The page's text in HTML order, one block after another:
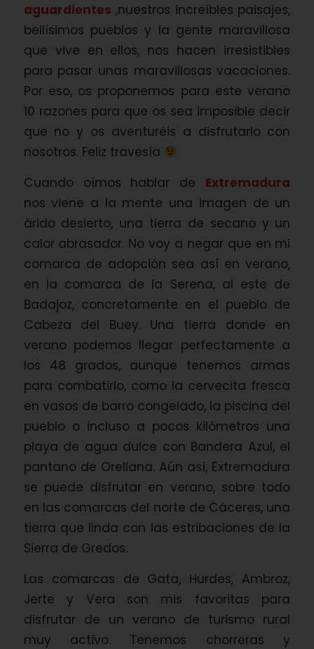
aguardientes ,nuestros increíbles paisajes,
bellísimos pueblos y la gente maravillosa
que vive en ellos, nos hacen irresistibles
para pasar unas maravillosas vacaciones.
Por eso, os proponemos para este verano
10 razones para que os sea imposible decir
que no y os aventuréis a disfrutarlo con
nosotros. Feliz travesía
Cuando oímos hablar de Extremadura
nos viene a la mente una imagen de un
árido desierto, una tierra de secano y un
calor abrasador. No voy a negar que en mi
comarca de adopción sea así en verano,
en la comarca de la Serena, al este de
Badajoz, concretamente en el pueblo de
Cabeza del Buey. Una tierra donde en
verano podemos llegar perfectamente a
los 48 grados, aunque tenemos armas
para combatirlo, como la cervecita fresca
en vasos de barro congelado, la piscina del
pueblo o incluso a pocos kilómetros una
playa de agua dulce con Bandera Azul, el
pantano de Orellana. Aún así, Extremadura
se puede disfrutar en verano, sobre todo
en las comarcas del norte de Cáceres, una
tierra que linda con las estribaciones de la
Sierra de Gredos.
Las comarcas de Gata, Hurdes, Ambroz,
Jerte y Vera son mis favoritas para
disfrutar de un verano de turismo rural
muy activo. Tenemos chorreras y